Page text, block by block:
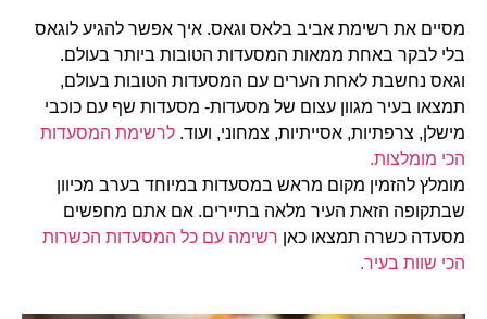
מסיים את רשימת אביב בלאס וגאס. איך אפשר להגיע לוגאס
בלי לבקר באחת ממאות המסעדות הטובות ביותר בעולם.
וגאס נחשבת לאחת הערים עם המסעדות הטובות בעולם,
תמצאו בעיר מגוון עצום של מסעדות- מסעדות שף עם כוכבי
מישלן, צרפתיות, אסייתיות, צמחוני, ועוד. לרשימת המסעדות
הכי מומלצות.
מומלץ להזמין מקום מראש במסעדות במיוחד בערב מכיוון
שבתקופה הזאת העיר מלאה בתיירים. אם אתם מחפשים
מסעדה כשרה תמצאו כאן רשימה עם כל המסעדות הכשרות
הכי שוות בעיר.